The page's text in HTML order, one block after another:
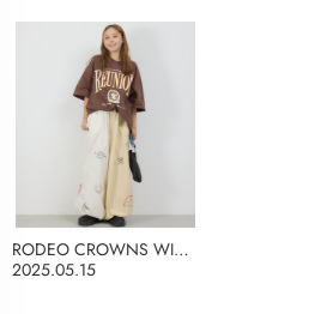
2025.05.15
RODEO CROWNS WIDE
BOWL